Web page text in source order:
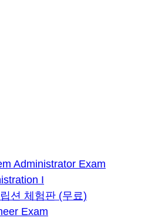
Administrator Exam
I
션 체험판 (무료)
Exam